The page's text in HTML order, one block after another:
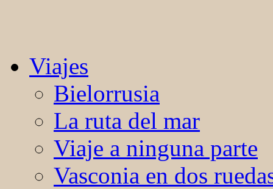
Viajes
Bielorrusia
La ruta del mar
Viaje a ninguna parte
Vasconia en dos